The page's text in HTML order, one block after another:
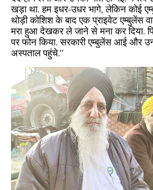
खड़ा था. हम इधर-उधर भागे, लेकिन कोई
थोड़ी कोशिश के बाद एक प्राइवेट एम्बुलेंस
मरा हुआ देखकर ले जाने से मना कर दिया.
पर फोन किया. सरकारी एम्बुलेंस आई और
अस्पताल पहुंचे.’’